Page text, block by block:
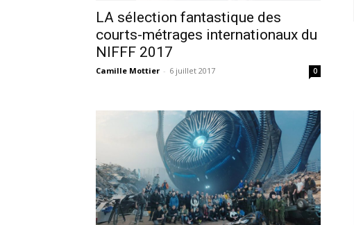
LA sélection fantastique des
courts-métrages internationaux du
NIFFF 2017
Camille Mottier - 6 juillet 2017 0